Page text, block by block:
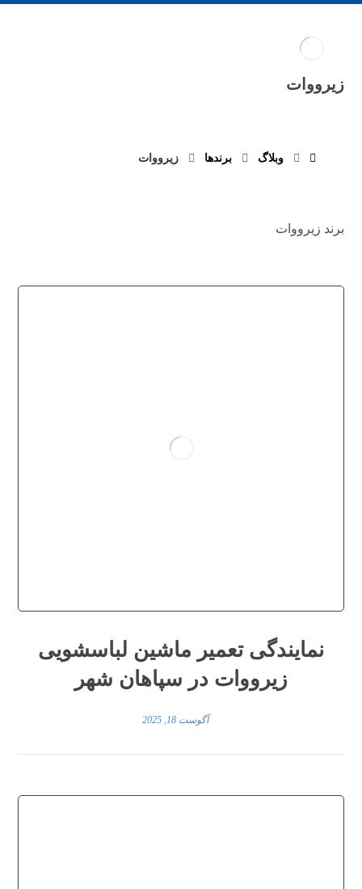
زیرووات
وبلاگ برند‌ها زیرووات
برند زیرووات
نمایندگی تعمیر ماشین لباسشویی
زیرووات در سپاهان شهر
آگوست 18, 2025